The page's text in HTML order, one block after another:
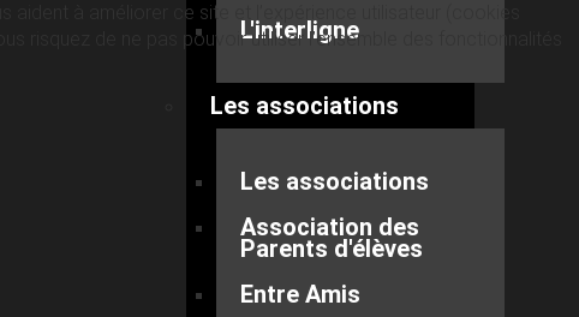
L'interligne
Les associations
Les associations
Association des
Parents d'élèves
Entre Amis
à améliorer ce site et l’expérience utilisateur (cookies
risquez de ne pas pouvoir utiliser l’ensemble des fonctionnalités